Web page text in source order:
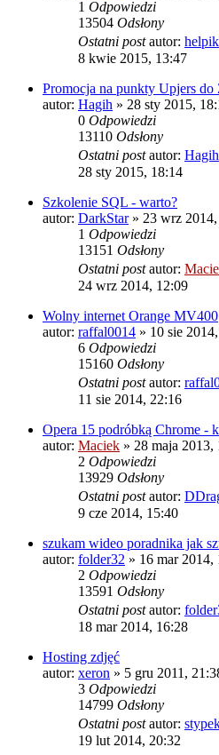
1 Odpowiedzi
13504 Odsłony
Ostatni postautor: helpik
8 kwie 2015, 13:47
Promocja na punkty Upjers
autor: Hagih » 28 sty 2015,
0 Odpowiedzi
13110 Odsłony
Ostatni postautor: Hagih
28 sty 2015, 18:14
Szkolenie SQL - warto?
autor: DarkStar» 23 wrz 2014,
1 Odpowiedzi
13151 Odsłony
Ostatni postautor:
24 wrz 2014, 12:09
Wolny internet Orange MV400
autor: raffal0014 » 10 sie
6 Odpowiedzi
15160 Odsłony
Ostatni postautor:
11 sie 2014, 22:16
Opera 15 podróbką Chrome -
autor: Maciek » 28 maja 2013,
2 Odpowiedzi
13929 Odsłony
Ostatni postautor:
9 cze 2014, 15:40
szukam wideo poradnika jak
autor: folder32 » 16 mar 2014,
2 Odpowiedzi
13591 Odsłony
Ostatni postautor:
18 mar 2014, 16:28
Hosting zdjęć
autor: xeron » 5 gru 2011,
3 Odpowiedzi
14799 Odsłony
Ostatni postautor:
19 lut 2014, 20:32